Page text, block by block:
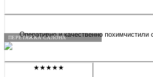
ПЕРЕТЯЖКА САЛОНА
Оперативно и качественно
★★★★★